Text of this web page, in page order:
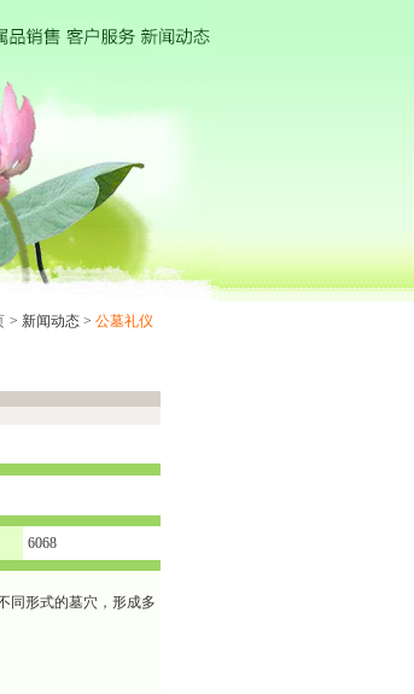
> 新闻动态 > 公墓礼仪
6068
同形式的墓穴，形成多